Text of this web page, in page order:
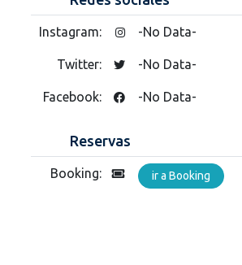
Instagram: -No Data-
Twitter: -No Data-
Facebook: -No Data-
Reservas
Booking: ir a Booking